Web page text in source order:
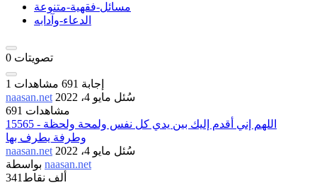
مسائل-فقهية-متنوعة
الدعاء-وآدابه
0 تصويتات
1 إجابة 691 مشاهدات
naasan.net
سُئل مايو 4، 2022
691 مشاهدات
15565 - اللهم إني أقدم إليك بين يدي كل نفس ولمحة ولحظة
وطرفة يطرف بها
naasan.net
سُئل مايو 4، 2022
naasan.net
341ألف نقاط